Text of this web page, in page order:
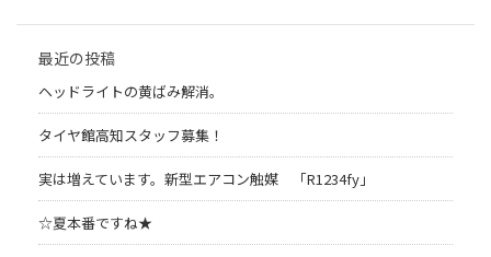
最近の投稿
ヘッドライトの黄ばみ解消。
タイヤ館高知スタッフ募集！
実は増えています。新型エアコン触媒 「R1234fy」
☆夏本番ですね★